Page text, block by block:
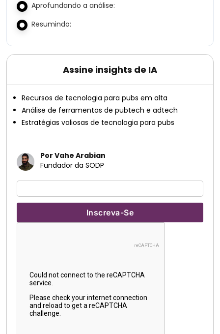
Aprofundando a análise:
Resumindo:
Assine insights de IA
Recursos de tecnologia para pubs em alta
Análise de ferramentas de pubtech e adtech
Estratégias valiosas de tecnologia para pubs
Por Vahe Arabian
Fundador da SODP